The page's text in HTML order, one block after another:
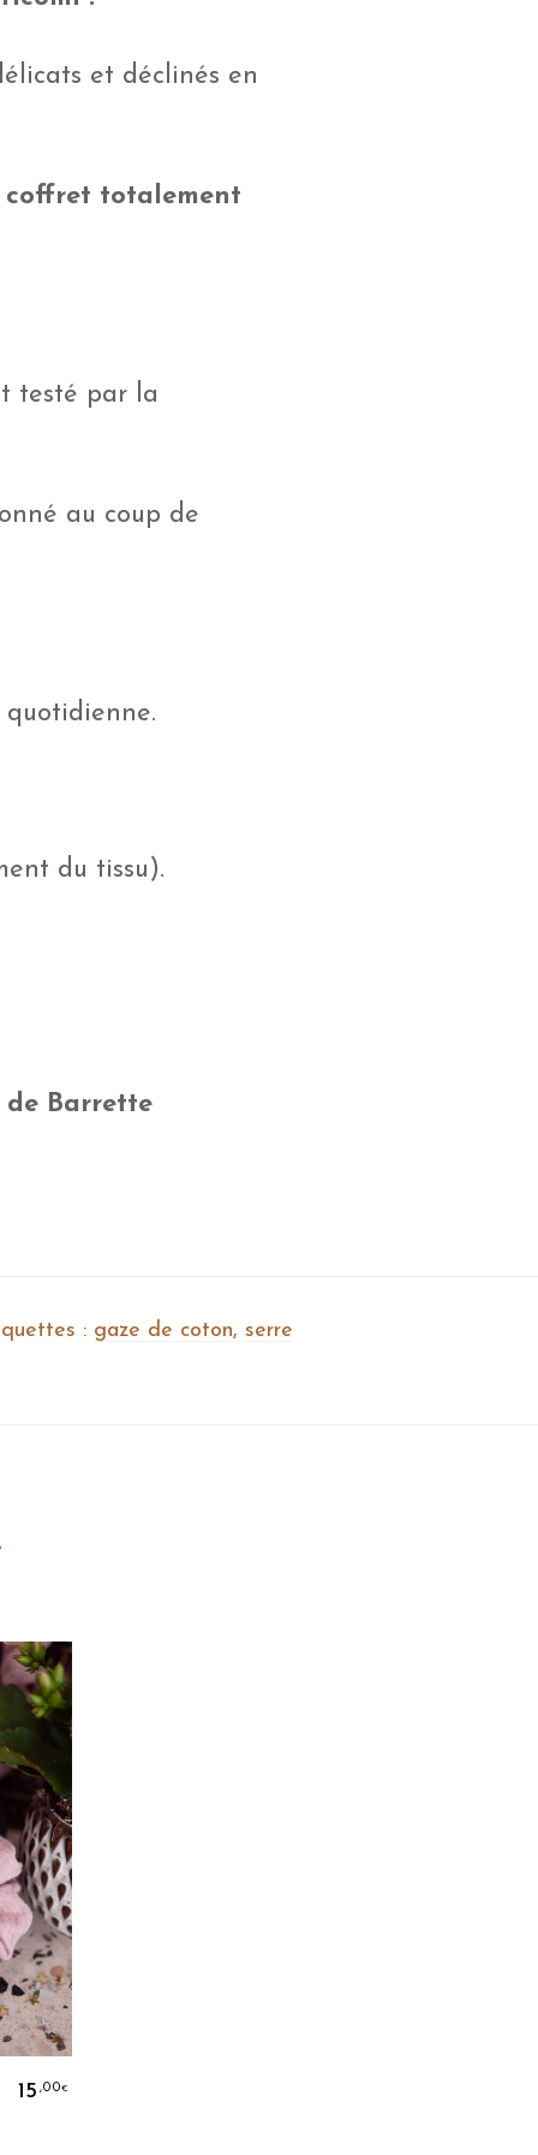
et déclinés en
coffret totalement
testé par la
au coup de
du tissu).
de Barrette
: gaze de coton, serre
15 ,00€